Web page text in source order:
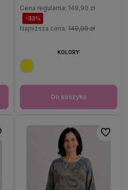
Cena regularna: 149,90 zł
-33%
Najniższa cena: 149,90 zł
Do koszyka
KOLORY:
ulubionych Do